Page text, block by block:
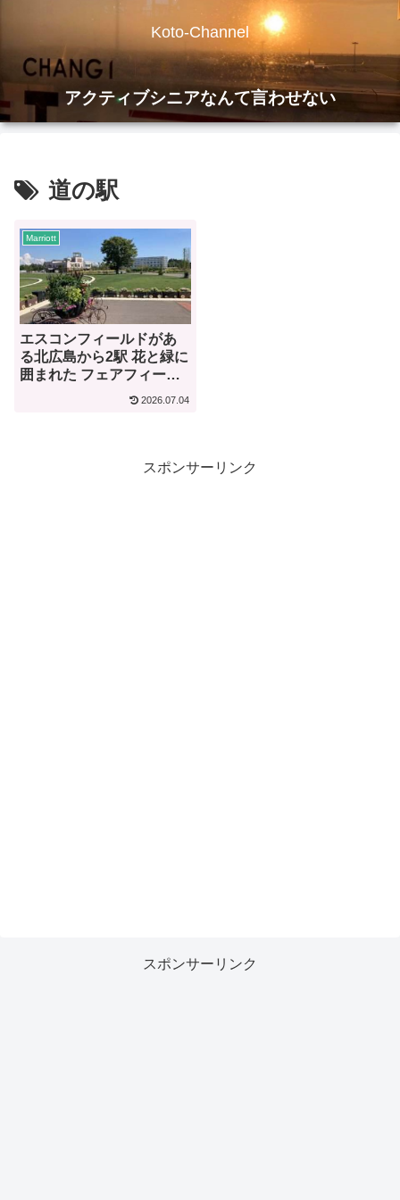
Koto-Channel
アクティブシニアなんて言わせない
道の駅
Marriott
エスコンフィールドがあ
る北広島から2駅 花と緑に
囲まれた フェアフィール
ド・バイ・マリオット北
2026.07.04
スポンサーリンク
スポンサーリンク